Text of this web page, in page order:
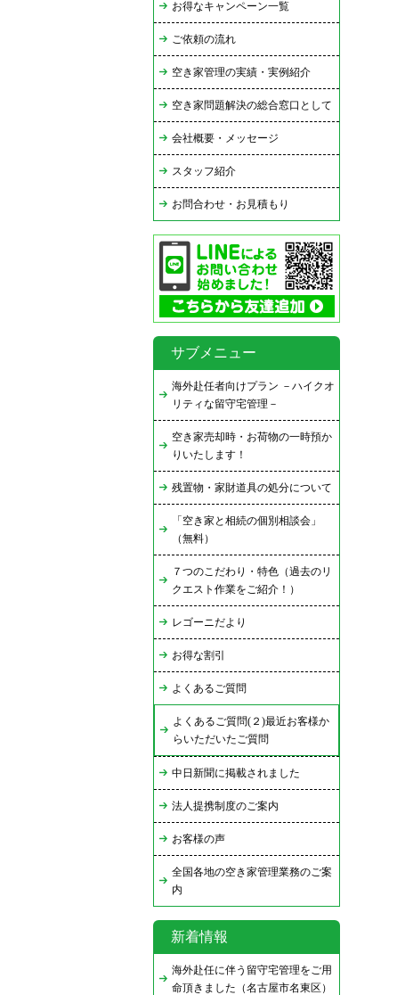
お得なキャンペーン一覧
ご依頼の流れ
空き家管理の実績・実例紹介
空き家問題解決の総合窓口として
会社概要・メッセージ
スタッフ紹介
お問合わせ・お見積もり
サブメニュー
海外赴任者向けプラン －ハイクオ
リティな留守宅管理－
空き家売却時・お荷物の一時預か
りいたします！
残置物・家財道具の処分について
「空き家と相続の個別相談会」
（無料）
７つのこだわり・特色（過去のリ
クエスト作業をご紹介！）
レゴーニだより
お得な割引
よくあるご質問
よくあるご質問(２)最近お客様か
らいただいたご質問
中日新聞に掲載されました
法人提携制度のご案内
お客様の声
全国各地の空き家管理業務のご案
内
新着情報
海外赴任に伴う留守宅管理をご用
命頂きました（名古屋市名東区）